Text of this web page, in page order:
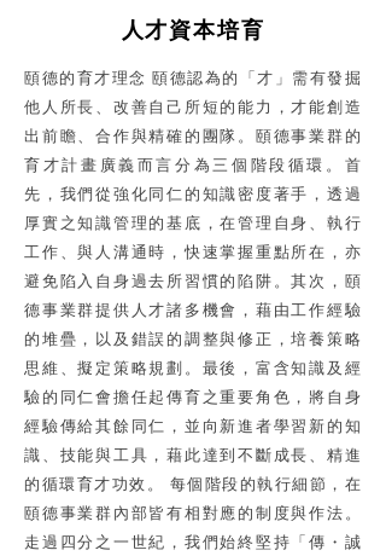
人才資本培育
頤德的育才理念 頤德認為的「才」需有發掘
他人所長、改善自己所短的能力，才能創造
出前瞻、合作與精確的團隊。頤德事業群的
育才計畫廣義而言分為三個階段循環。首
先，我們從強化同仁的知識密度著手，透過
厚實之知識管理的基底，在管理自身、執行
工作、與人溝通時，快速掌握重點所在，亦
避免陷入自身過去所習慣的陷阱。其次，頤
德事業群提供人才諸多機會，藉由工作經驗
的堆疊，以及錯誤的調整與修正，培養策略
思維、擬定策略規劃。最後，富含知識及經
驗的同仁會擔任起傳育之重要角色，將自身
經驗傳給其餘同仁，並向新進者學習新的知
識、技能與工具，藉此達到不斷成長、精進
的循環育才功效。 每個階段的執行細節，在
頤德事業群內部皆有相對應的制度與作法。
走過四分之一世紀，我們始終堅持「傳・誠